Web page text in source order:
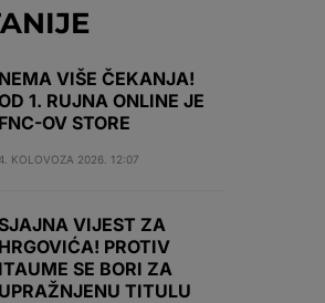
NEMA VIŠE ČEKANJA!
1. RUJNA ONLINE JE
FNC-OV STORE
4. KOLOVOZA 2026. 12:07
SJAJNA VIJEST ZA
HRGOVIĆA! PROTIV
ITAUME SE BORI ZA
UPRAŽNJENU TITULU